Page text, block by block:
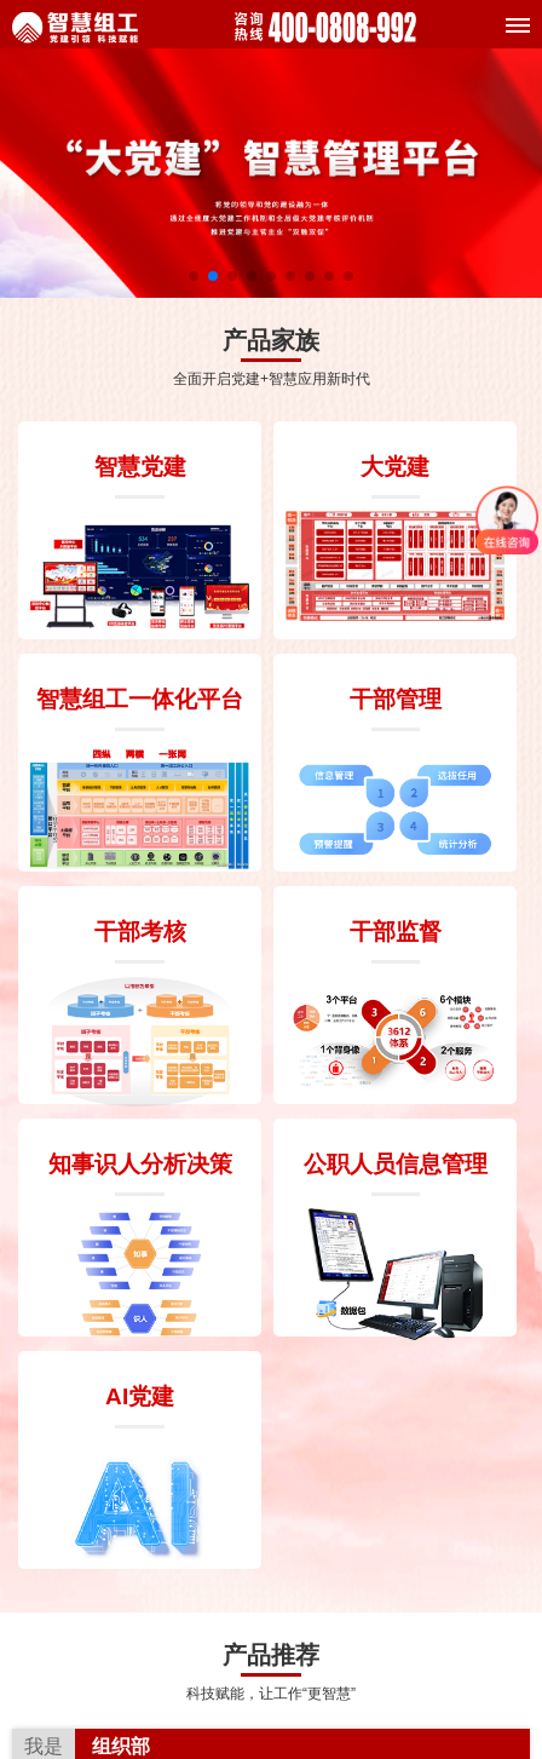
产品家族
全面开启党建+智慧应用新时代
智慧党建 大党建
智慧组工一体化平台 干部管理
干部考核 干部监督
知事识人分析决策 公职人员信息管理
AI党建
产品推荐
科技赋能，让工作“更智慧”
我是 组织部